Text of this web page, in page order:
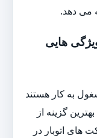
می دهد.
هایی
به کار هستند
گزینه از
های اتوبار در